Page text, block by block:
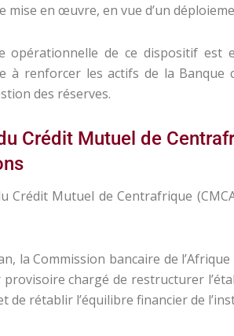
mise en œuvre, en vue d’un
opérationnelle de ce dispositif est
à renforcer les actifs de la Banque
des réserves.
Crédit Mutuel de
Crédit Mutuel de Centrafrique
la Commission bancaire de
chargé de restructurer
de rétablir l’équilibre financier de